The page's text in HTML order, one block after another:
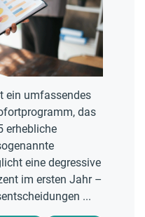
ein umfassendes
das
erhebliche
eine degressive
im ersten Jahr –
...